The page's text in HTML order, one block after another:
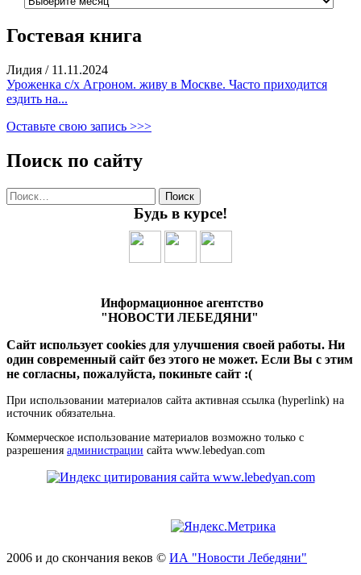
Гостевая книга
Лидия / 11.11.2024
Уроженка с/х Агроном. живу в Москве. Часто приходится
ездить на...
Оставьте свою запись >>>
Поиск по сайту
Найти:
Будь в курсе!
Информационное агентство
"НОВОСТИ ЛЕБЕДЯНИ"
Сайт использует cookies для улучшения своей работы. Ни
один современный сайт без этого не может. Если Вы с этим
не согласны, пожалуйста, покиньте сайт :(
При использовании материалов сайта активная ссылка (hyperlink) на
источник обязательна.
Коммерческое использование материалов возможно только с
разрешения администрации сайта www.lebedyan.com
2006 и до скончания веков © ИА "Новости Лебедяни"